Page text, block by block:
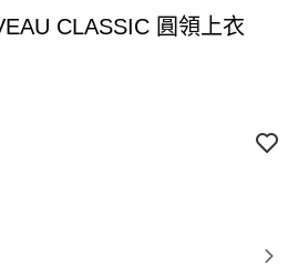
CLASSIC 圓領上衣